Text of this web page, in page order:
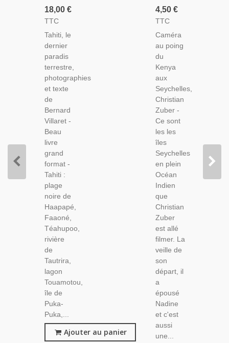
Dernier
Paradis
1951,
Bernard
Villaret -
Îles
Océan
Pacifique,
Ethnologie,
France
Outre-
Mer
18,00 €
TTC
Tahiti, le
dernier
paradis
terrestre,
photographies
et texte
de
Bernard
Villaret -
Beau
livre
grand
format -
Tahiti :
plage
noire de
Haapapé,
Faaoné,
Téahupoo,
rivière
de
Tautrira,
lagon
Touamotou,
île de
Puka-
Puka,...
Ajouter au panier
Au Poing
Du
Aux
Seychelles,
Christian
Zuber,
1969 -.
Animaux
Sauvages,
Safari
Photos,
Océan
Indien,
Tourisme,
4,50 €
TTC
Caméra
au poing
du
Kenya
aux
Seychelles,
Christian
Zuber -
Ce sont
les les
îles
Seychelles
en plein
Océan
Indien
que
Christian
Zuber
est allé
filmer. La
veille de
son
départ, il
a
épousé
Nadine
et c'est
aussi
une...